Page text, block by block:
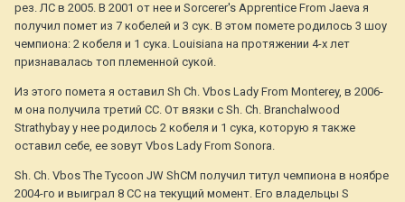
рез. ЛС в 2005. В 2001 от нее и Sorcerer's Apprentice From Jaeva я
получил помет из 7 кобелей и 3 сук. В этом помете родилось 3 шоу
чемпиона: 2 кобеля и 1 сука. Louisiana на протяжении 4-х лет
признавалась топ племенной сукой.
Из этого помета я оставил Sh Ch. Vbos Lady From Monterey, в 2006-
м она получила третий СС. От вязки с Sh. Ch. Branchalwood
Strathybay у нее родилось 2 кобеля и 1 сука, которую я также
оставил себе, ее зовут Vbos Lady From Sonora.
Sh. Ch. Vbos The Tycoon JW ShCM получил титул чемпиона в ноябре
2004-го и выиграл 8 СС на текущий момент. Его владельцы S